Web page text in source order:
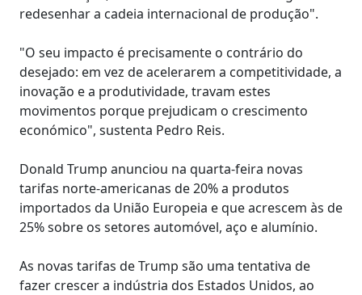
redesenhar a cadeia internacional de produção".
"O seu impacto é precisamente o contrário do
desejado: em vez de acelerarem a competitividade, a
inovação e a produtividade, travam estes
movimentos porque prejudicam o crescimento
económico", sustenta Pedro Reis.
Donald Trump anunciou na quarta-feira novas
tarifas norte-americanas de 20% a produtos
importados da União Europeia e que acrescem às de
25% sobre os setores automóvel, aço e alumínio.
As novas tarifas de Trump são uma tentativa de
fazer crescer a indústria dos Estados Unidos, ao